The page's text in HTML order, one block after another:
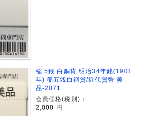
稲 5銭 白銅貨 明治34年銘(1901
年) 稲五銭白銅貨/近代貨幣 美
品-2071
会員価格(税別)：
2,000 円